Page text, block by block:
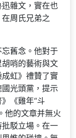
雜文，實在也
周氏兄弟之
舊念。他對于
哨的藝術與文
虹》禮贊了實
光頭黨，提示
《雞年“斗
他的文章并無火
駁立場。在一